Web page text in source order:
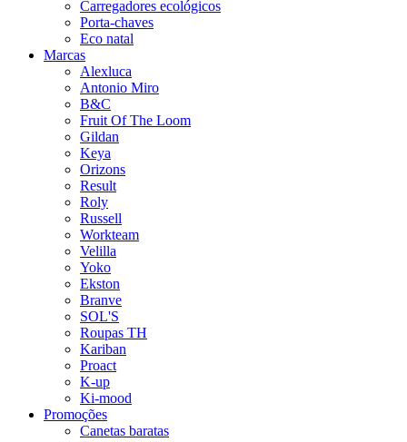
Carregadores ecológicos
Porta-chaves
Eco natal
Marcas
Alexluca
Antonio Miro
B&C
Fruit Of The Loom
Gildan
Keya
Orizons
Result
Roly
Russell
Workteam
Velilla
Yoko
Ekston
Branve
SOL'S
Roupas TH
Kariban
Proact
K-up
Ki-mood
Promoções
Canetas baratas